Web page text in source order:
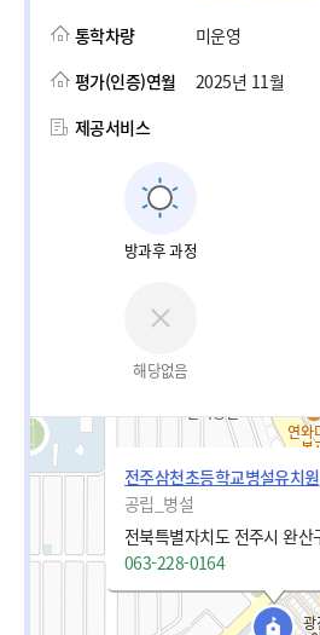
통학차량
미운영
평가(인증)연월
2025년 11월
제공서비스
방과후 과정
해당없음
전주삼천초등학교병설유치원
공립_병설
063-228-0164